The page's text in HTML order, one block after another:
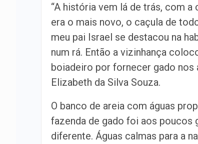
“A história vem lá de trás, com
era o mais novo, o caçula de
meu pai Israel se destacou na
num rá. Então a vizinhança
boiadeiro por fornecer gado nos
Elizabeth da Silva Souza.
O banco de areia com águas
fazenda de gado foi aos poucos
diferente. Águas calmas para a